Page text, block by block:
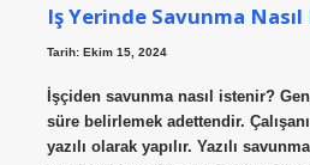
Iş Yerinde Savunma
Tarih: Ekim 15, 2024
İşçiden savunma nasıl istenir?
süre belirlemek adettendir.
yazılı olarak yapılır. Yazılı